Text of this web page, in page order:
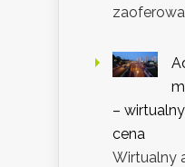
–
cena
Wirtualny